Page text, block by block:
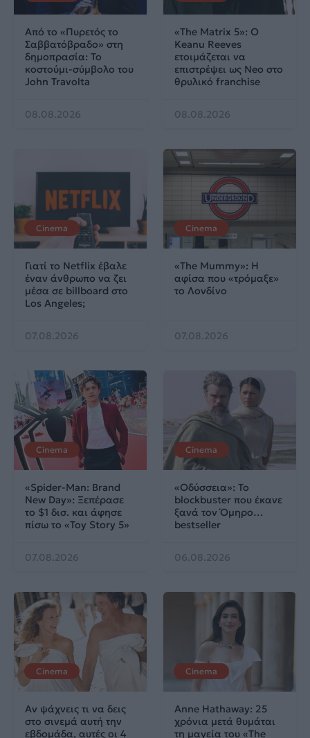
Από το «Πυρετός το
Σαββατόβραδο» στη
δημοπρασία: Το
κοστούμι-σύμβολο του
John Travolta
08.08.2026
«The Matrix 5»: Ο
Keanu Reeves
ετοιμάζεται να
επιστρέψει ως Neo στο
θρυλικό franchise
08.08.2026
Cinema
Γιατί το Netflix έβαλε
έναν άνθρωπο να ζει
μέσα σε billboard στο
Los Angeles;
07.08.2026
Cinema
«The Mummy»: Η
αφίσα που «τρόμαξε»
το Λονδίνο
07.08.2026
Cinema
«Spider-Man: Brand
New Day»: Ξεπέρασε
το $1 δισ. και άφησε
πίσω το «Toy Story 5»
07.08.2026
Cinema
«Οδύσσεια»: Το
blockbuster που έκανε
ξανά τον Όμηρο…
bestseller
06.08.2026
Cinema
Αν ψάχνεις τι να δεις
στο σινεμά αυτή την
εβδομάδα, αυτές οι 4
Cinema
Anne Hathaway: 25
χρόνια μετά θυμάται
τη μαγεία του «The